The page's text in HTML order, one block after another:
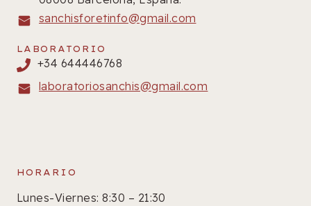
sanchisforetinfo@gmail.com
LABORATORIO
+34 644446768
laboratoriosanchis@gmail.com
HORARIO
Lunes-Viernes: 8:30 – 21:30